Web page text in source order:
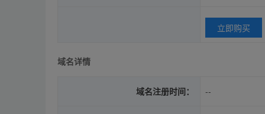
立即购买
域名详情
域名注册时间： --